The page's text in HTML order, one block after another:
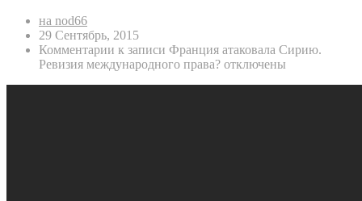
на nod66
29 Сентябрь, 2015
Комментарии к записи Франция атаковала Сирию.
Ревизия международного права? отключены